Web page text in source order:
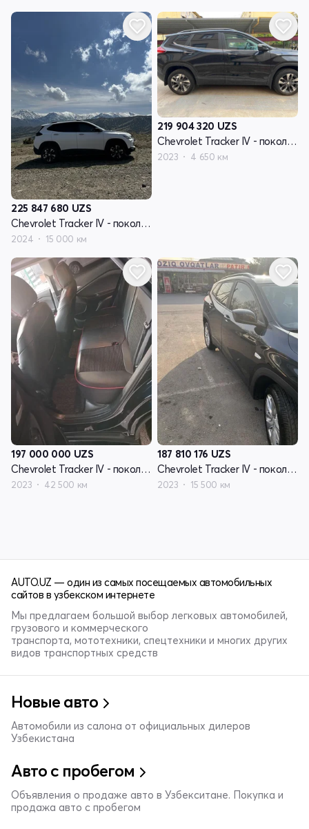
225 847 680 UZS
Chevrolet Tracker IV - поколение
2024 15 000 км
219 904 320 UZS
Chevrolet Tracker IV - поколение
2023 4 650 км
197 000 000 UZS
Chevrolet Tracker IV - поколение
2023 42 500 км
187 810 176 UZS
Chevrolet Tracker IV - поколение
2023 15 500 км
AUTO.UZ — один из самых посещаемых автомобильных
сайтов в узбекском интернете
Мы предлагаем большой выбор легковых автомобилей,
грузового и коммерческого
транспорта, мототехники, спецтехники и многих других
видов транспортных средств
Новые авто
Автомобили из салона от официальных дилеров
Узбекистана
Авто с пробегом
Объявления о продаже авто в Узбекситане. Покупка и
продажа авто с пробегом